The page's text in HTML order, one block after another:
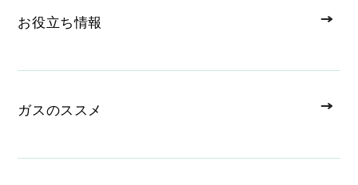
お役立ち情報
ガスのススメ